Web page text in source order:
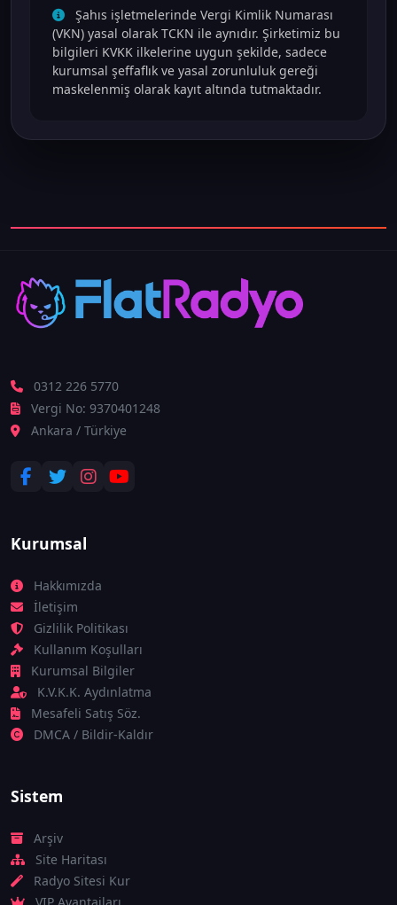
Şahıs işletmelerinde Vergi Kimlik Numarası
(VKN) yasal olarak TCKN ile aynıdır. Şirketimiz bu
bilgileri KVKK ilkelerine uygun şekilde, sadece
kurumsal şeffaflık ve yasal zorunluluk gereği
maskelenmiş olarak kayıt altında tutmaktadır.
0312 226 5770
Vergi No: 9370401248
Ankara / Türkiye
Kurumsal
Hakkımızda
İletişim
Gizlilik Politikası
Kullanım Koşulları
Kurumsal Bilgiler
K.V.K.K. Aydınlatma
Mesafeli Satış Söz.
DMCA / Bildir-Kaldır
Sistem
Arşiv
Site Haritası
Radyo Sitesi Kur